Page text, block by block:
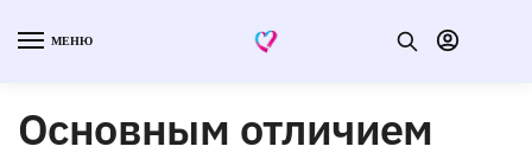
МЕНЮ
Основным отличием